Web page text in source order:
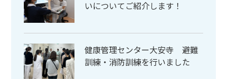
いについてご紹介します！
健康管理センター大安寺 避難
訓練・消防訓練を行いました